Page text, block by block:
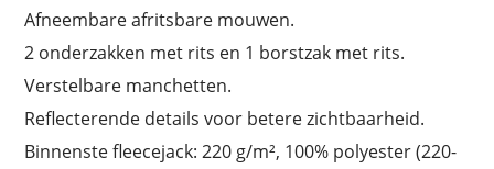
Afneembare afritsbare mouwen.
2 onderzakken met rits en 1 borstzak met rits.
Verstelbare manchetten.
Reflecterende details voor betere zichtbaarheid.
Binnenste fleecejack: 220 g/m², 100% polyester (220-